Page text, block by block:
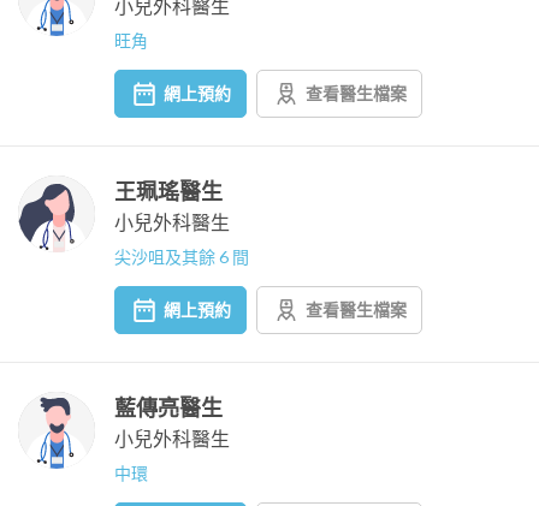
小兒外科醫生
旺角
網上預約 查看醫生檔案
王珮瑤醫生
小兒外科醫生
尖沙咀及其餘 6 間
網上預約 查看醫生檔案
藍傳亮醫生
小兒外科醫生
中環